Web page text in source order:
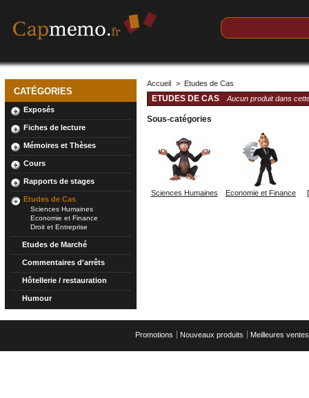
CATÉGORIES
Exposés
Fiches de lecture
Mémoires et Thèses
Cours
Rapports de stages
Etudes de Cas
Sciences Humaines
Economie et Finance
Droit et Entreprise
Etudes de Marché
Commentaires d'arrêts
Hôtellerie / restauration
Humour
Accueil > Etudes de Cas
ETUDES DE CAS Aucun produit dans
Sous-catégories
Sciences Humaines Economie et Finance
Promotions Nouveaux produits Meilleures ventes